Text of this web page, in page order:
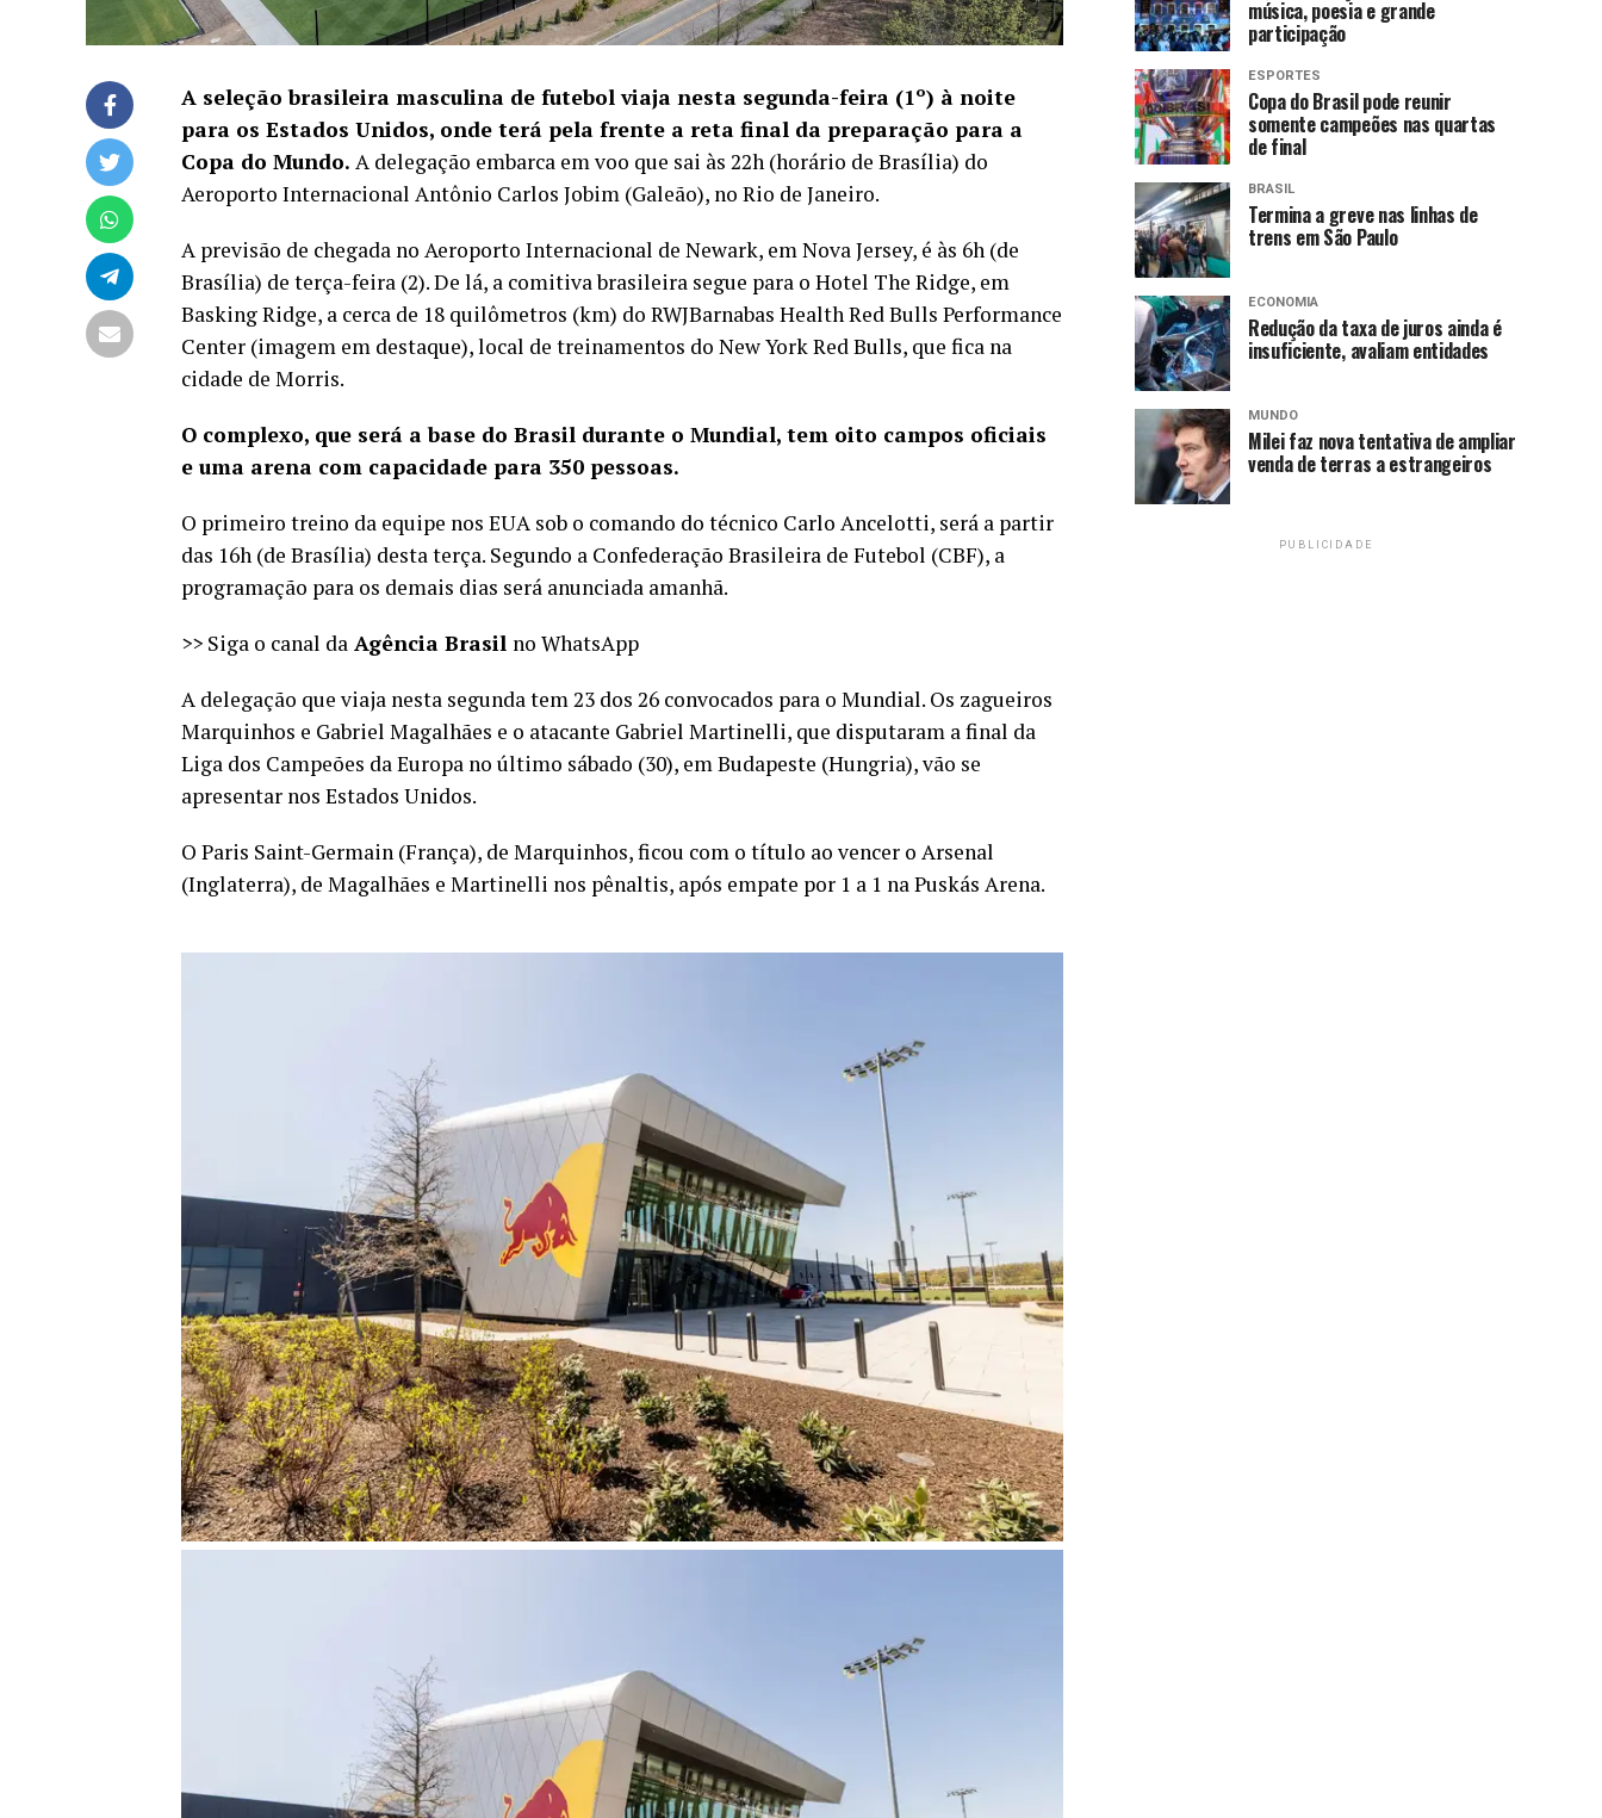
A seleção brasileira masculina de futebol viaja nesta segunda-feira (1º) à noite
para os Estados Unidos, onde terá pela frente a reta final da preparação para a
Copa do Mundo. A delegação embarca em voo que sai às 22h (horário de Brasília) do
Aeroporto Internacional Antônio Carlos Jobim (Galeão), no Rio de Janeiro.
A previsão de chegada no Aeroporto Internacional de Newark, em Nova Jersey, é às 6h (de
Brasília) de terça-feira (2). De lá, a comitiva brasileira segue para o Hotel The Ridge, em
Basking Ridge, a cerca de 18 quilômetros (km) do RWJBarnabas Health Red Bulls Performance
Center (imagem em destaque), local de treinamentos do New York Red Bulls, que fica na
cidade de Morris.
O complexo, que será a base do Brasil durante o Mundial, tem oito campos oficiais
e uma arena com capacidade para 350 pessoas.
O primeiro treino da equipe nos EUA sob o comando do técnico Carlo Ancelotti, será a partir
das 16h (de Brasília) desta terça. Segundo a Confederação Brasileira de Futebol (CBF), a
programação para os demais dias será anunciada amanhã.
>> Siga o canal da Agência Brasil no WhatsApp
A delegação que viaja nesta segunda tem 23 dos 26 convocados para o Mundial. Os zagueiros
Marquinhos e Gabriel Magalhães e o atacante Gabriel Martinelli, que disputaram a final da
Liga dos Campeões da Europa no último sábado (30), em Budapeste (Hungria), vão se
apresentar nos Estados Unidos.
O Paris Saint-Germain (França), de Marquinhos,ficou com o título ao vencer o Arsenal
(Inglaterra), de Magalhães e Martinelli nos pênaltis, após empate por 1 a 1 na Puskás Arena.
música, poesia e grande
participação
ESPORTES
Copa do Brasil pode reunir
somente campeões nas quartas
de final
BRASIL
Termina a greve nas linhas de
trens em São Paulo
ECONOMIA
Redução da taxa de juros ainda é
insuficiente, avaliam entidades
MUNDO
Milei faz nova tentativa de ampliar
venda de terras a estrangeiros
PUBLICIDADE